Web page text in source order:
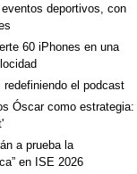
deportivos, con
60 iPhones en una
el podcast
Óscar como estrategia:
a prueba la
en ISE 2026